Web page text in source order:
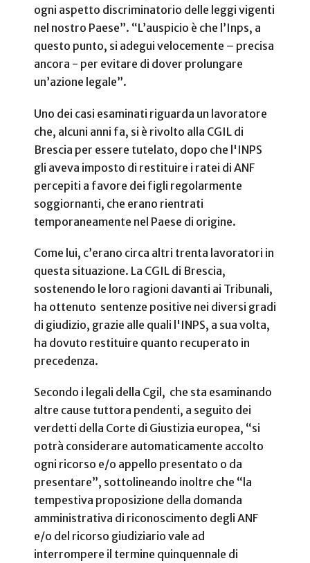
ogni aspetto discriminatorio delle leggi vigenti
nel nostro Paese”. “L’auspicio è che l’Inps, a
questo punto, si adegui velocemente – precisa
ancora - per evitare di dover prolungare
un’azione legale”.
Uno dei casi esaminati riguarda un lavoratore
che, alcuni anni fa, si è rivolto alla CGIL di
Brescia per essere tutelato, dopo che l'INPS
gli aveva imposto di restituire i ratei di ANF
percepiti a favore dei figli regolarmente
soggiornanti, che erano rientrati
temporaneamente nel Paese di origine.
Come lui, c’erano circa altri trenta lavoratori in
questa situazione. La CGIL di Brescia,
sostenendo le loro ragioni davanti ai Tribunali,
ha ottenuto sentenze positive nei diversi gradi
di giudizio, grazie alle quali l'INPS, a sua volta,
ha dovuto restituire quanto recuperato in
precedenza.
Secondo i legali della Cgil, che sta esaminando
altre cause tuttora pendenti, a seguito dei
verdetti della Corte di Giustizia europea, “si
potrà considerare automaticamente accolto
ogni ricorso e/o appello presentato o da
presentare”, sottolineando inoltre che “la
tempestiva proposizione della domanda
amministrativa di riconoscimento degli ANF
e/o del ricorso giudiziario vale ad
interrompere il termine quinquennale di